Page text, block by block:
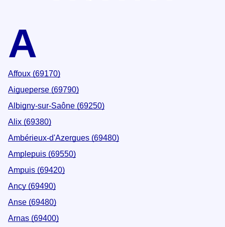
A
Affoux (69170)
Aigueperse (69790)
Albigny-sur-Saône (69250)
Alix (69380)
Ambérieux-d'Azergues (69480)
Amplepuis (69550)
Ampuis (69420)
Ancy (69490)
Anse (69480)
Arnas (69400)